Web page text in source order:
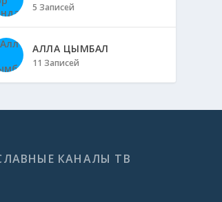
5 Записей
АЛЛА ЦЫМБАЛ
11 Записей
КАНАЛЫ ТВ